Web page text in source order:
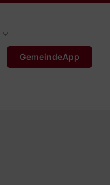
GemeindeApp